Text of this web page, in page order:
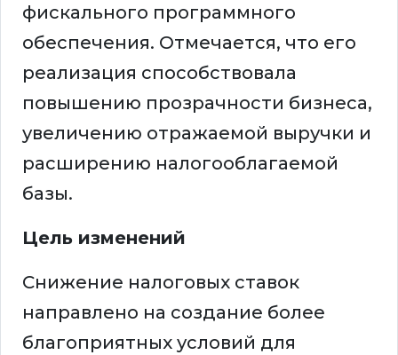
фискального программного
обеспечения. Отмечается, что его
реализация способствовала
повышению прозрачности бизнеса,
увеличению отражаемой выручки и
расширению налогооблагаемой
базы.
Цель изменений
Снижение налоговых ставок
направлено на создание более
благоприятных условий для